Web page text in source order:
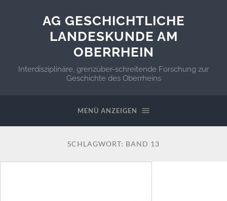
AG GESCHICHTLICHE
LANDESKUNDE AM
OBERRHEIN
Interdisziplinäre, grenzüber-schreitende Forschung zur
Geschichte des Oberrheins
MENÜ ANZEIGEN
SCHLAGWORT: BAND 13